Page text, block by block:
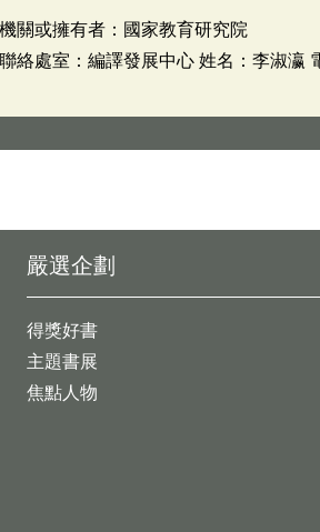
關或擁有者：國家教育研究院
絡處室：編譯發展中心 姓名：李淑瀛
嚴選企劃
得獎好書
主題書展
焦點人物